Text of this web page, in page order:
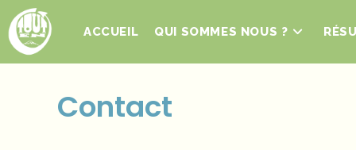
to
content
ACCUEIL QUI SOMMES NOUS ?
Contact